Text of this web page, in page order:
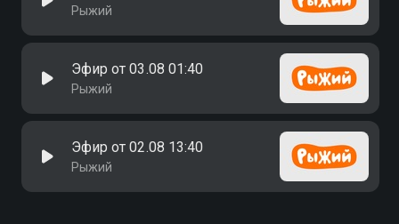
Рыжий
Эфир от 03.08 01:40
Рыжий
Эфир от 02.08 13:40
Рыжий